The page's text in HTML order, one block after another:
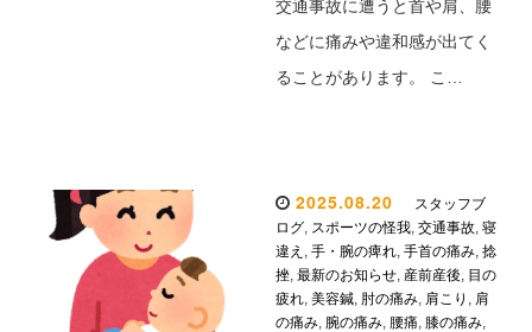
交通事故に遭うと首や肩、腰
などに痛みや違和感が出てく
ることがあります。 こ…
2025.08.20
スタッフブ
ログ, スポーツの怪我, 交通事故, 寝
違え , 手・腕の痺れ, 手首の痛み, 捻
挫, 最新のお知らせ, 産前産後, 目の
疲れ, 美容鍼, 肘の痛み, 肩こり , 肩
の痛み, 腕の痛み, 腰痛, 膝の痛み,